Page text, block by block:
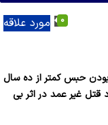
مورد علاقه 0
حبس کمتر از ده سال
قتل غیر عمد در اثر بی